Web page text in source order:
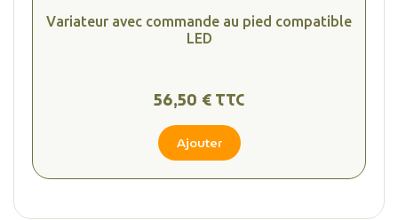
Variateur avec commande au pied compatible
LED
56,50 € TTC
Ajouter